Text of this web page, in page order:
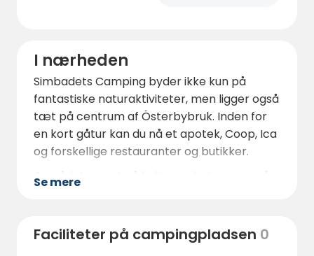
I nærheden
Simbadets Camping byder ikke kun på
fantastiske naturaktiviteter, men ligger også
tæt på centrum af Österbybruk. Inden for
en kort gåtur kan du nå et apotek, Coop, Ica
og forskellige restauranter og butikker.
Området er rigt på kultur og historie, og på
Herregårdsområdet, som kun ligger fem
Se mere
Faciliteter på campingpladsen 0